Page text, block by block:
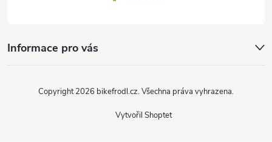
Informace pro vás
Vytvořil Shoptet
Copyright 2026 bikefrodl.cz. Všechna práva vyhrazena.